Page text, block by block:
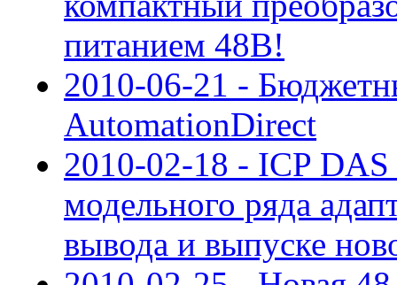
питанием 48В!
2010-06-21 -
AutomationDirect
2010-02-18 - ICP DAS
модельного ряда
вывода и выпуске